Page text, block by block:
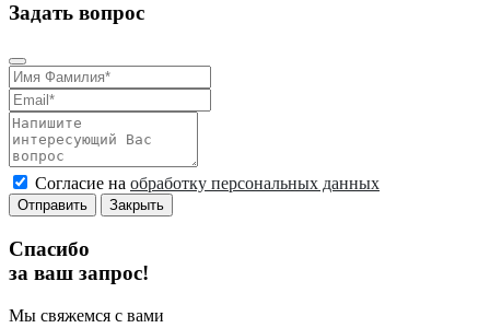
Задать вопрос
Согласие на обработку персональных данных
Отправить Закрыть
Спасибо
за ваш запрос!
Мы свяжемся с вами